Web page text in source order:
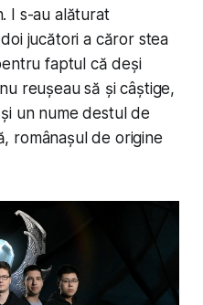
I s-au alăturat
jucători a căror stea
faptul că deși
reușeau să și câștige,
un nume destul de
românașul de origine